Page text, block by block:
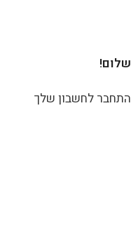
שלום!
התחבר לחשבון שלך